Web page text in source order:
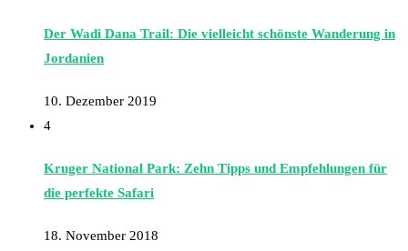
Der Wadi Dana Trail: Die vielleicht schönste Wanderung in
Jordanien
10. Dezember 2019
4
Kruger National Park: Zehn Tipps und Empfehlungen für
die perfekte Safari
18. November 2018